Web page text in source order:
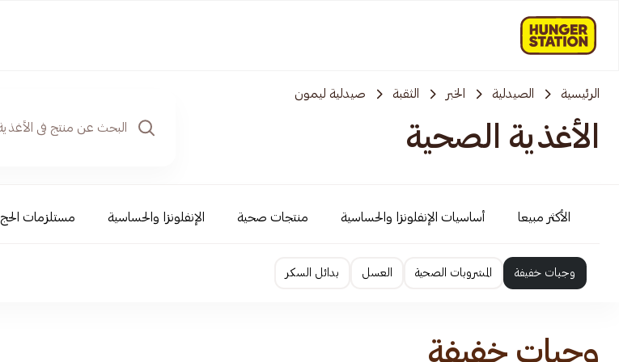
الرئيسية الصيدلية الخبر الثقبة صيدلية ليمون
الأغذية الصحية
الأكثر مبيعا أساسيات الإنفلونزا والحساسية منتجات صحية الإنفلونزا والحساسية مستلزمات الحج
وجبات خفيفة المشروبات الصحية العسل بدائل السكر
وجبات خفيفة